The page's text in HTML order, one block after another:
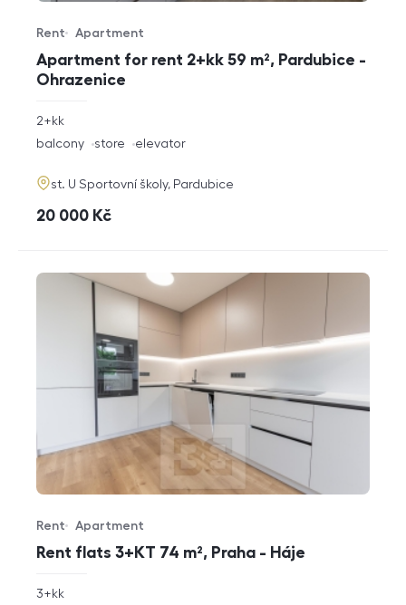
Apartment for rent 2+kk 59 m², Pardubice -
Ohrazenice
Offer type
Rent
Property type
Apartment
rozměry
disposition
2+kk
funkce
balcony store elevator
adresa
st. U Sportovní školy, Pardubice
cena
20 000 Kč
Rent flats 3+KT 74 m², Praha - Háje
Offer type
Rent
Property type
Apartment
rozměry
3+kk